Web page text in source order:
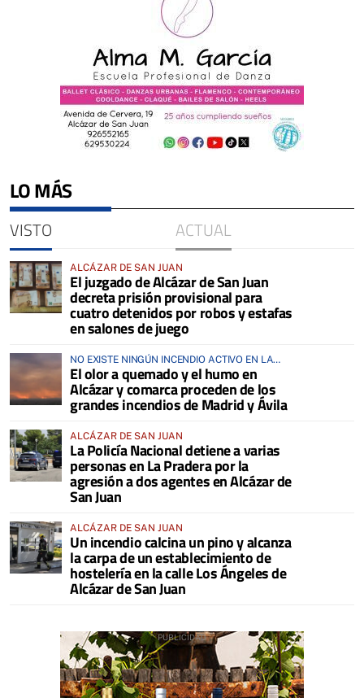
LO MÁS
VISTO ACTUAL
ALCÁZAR DE SAN JUAN
El juzgado de Alcázar de San Juan
decreta prisión provisional para
cuatro detenidos por robos y estafas
en salones de juego
NO EXISTE NINGÚN INCENDIO ACTIVO EN LA
COMARCA
El olor a quemado y el humo en
Alcázar y comarca proceden de los
grandes incendios de Madrid y Ávila
ALCÁZAR DE SAN JUAN
La Policía Nacional detiene a varias
personas en La Pradera por la
agresión a dos agentes en Alcázar de
San Juan
ALCÁZAR DE SAN JUAN
Un incendio calcina un pino y alcanza
la carpa de un establecimiento de
hostelería en la calle Los Ángeles de
Alcázar de San Juan